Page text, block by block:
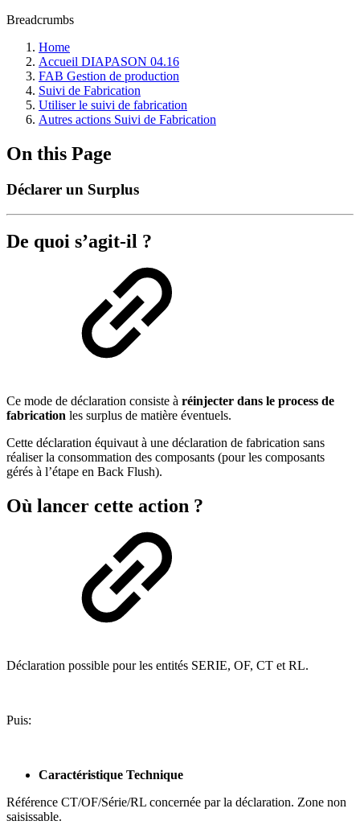
Breadcrumbs
Home
Accueil DIAPASON 04.16
FAB Gestion de production
Suivi de Fabrication
Utiliser le suivi de fabrication
Autres actions Suivi de Fabrication
On this Page
Déclarer un Surplus
De quoi s’agit-il ?
Ce mode de déclaration consiste à réinjecter dans le process de
fabrication les surplus de matière éventuels.
Cette déclaration équivaut à une déclaration de fabrication sans
réaliser la consommation des composants (pour les composants
gérés à l’étape en Back Flush).
Où lancer cette action ?
Déclaration possible pour les entités SERIE, OF, CT et RL.
Puis:
Caractéristique Technique
Référence CT/OF/Série/RL concernée par la déclaration. Zone non
saisissable.